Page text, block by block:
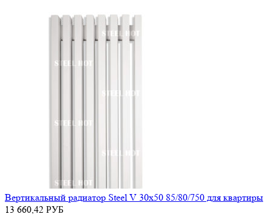
Вертикальный радиатор Steel V 30х50 85/80/750 для квартиры
13 660,42 РУБ